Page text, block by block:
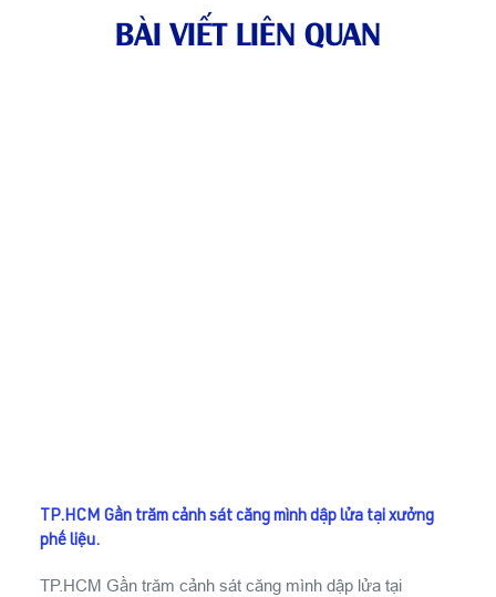
BÀI VIẾT LIÊN QUAN
TP.HCM Gần trăm cảnh sát căng mình dập lửa tại xưởng
phế liệu.
TP.HCM Gần trăm cảnh sát căng mình dập lửa tại